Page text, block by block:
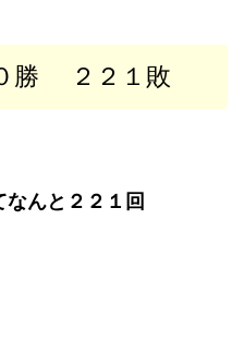
勝 ２２１敗
んと２２１回